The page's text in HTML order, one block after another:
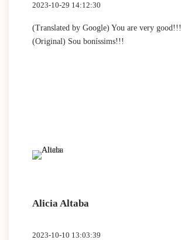
2023-10-29 14:12:30
(Translated by Google) You are very good!!!
(Original) Sou boníssims!!!
Alicia Altaba
2023-10-10 13:03:39